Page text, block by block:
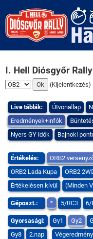
I. Hell Diósgyőr
(Kijelentkezés)
Live táblák: Útvonallap
Eredmények+infók
Nyers GY idők
Bajnoki
Értékelés: ORB2
ORB2 Lada Kupa
ORB2
Értékelésen kívül
(Minden
Géposzt.: * 5/RC3 6/
Gyorsasági: Gy1 Gy2
Gy8
2.nap Végeredmény